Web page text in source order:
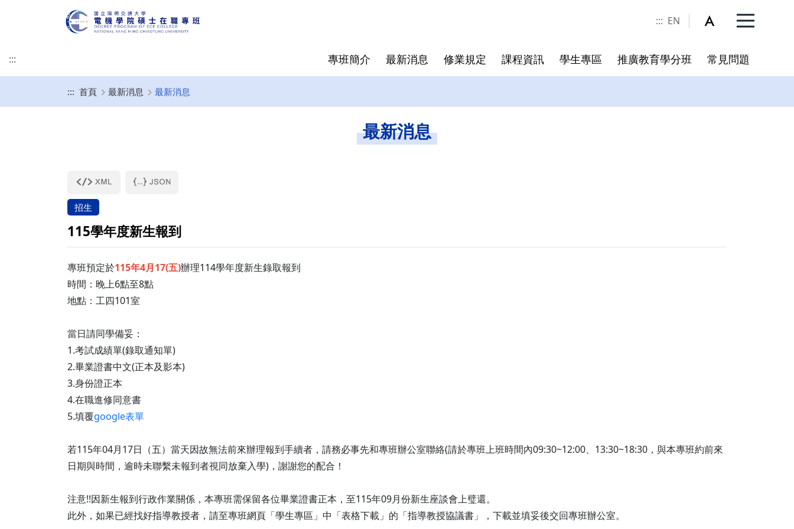
::: EN
::: 專班簡介
作業辦法
最新消息 修業規定
修課規定
課程資訊
規劃開設課程 基本素養與核心能力
學生專區
畢業口試須知
(口試後)論文上傳、送印與離
推廣教育學分班 常見問題
::: 首頁 最新消息 最新消息
最新消息
招生
115學年度新生報到
專班預定於115年4月17(五)辦理114學年度新生錄取報到
時間：晚上6點至8點
地點：工四101室
當日請同學備妥：
1.考試成績單(錄取通知單)
2.畢業證書中文(正本及影本)
3.身份證正本
4.在職進修同意書
5.填覆google表單
若115年04月17日（五）當天因故無法前來辦理報到手續者，請務必事先和專班辦公室聯絡(請於專班上班時間內09:30~12:00、13:30~18:30，與本專班約前來
日期與時間，逾時未聯繫未報到者視同放棄入學)，謝謝您的配合！
注意!!因新生報到行政作業關係，本專班需保留各位畢業證書正本，至115年09月份新生座談會上璧還。
此外，如果已經找好指導教授者，請至專班網頁「學生專區」中「表格下載」的「指導教授協議書」，下載並填妥後交回專班辦公室。